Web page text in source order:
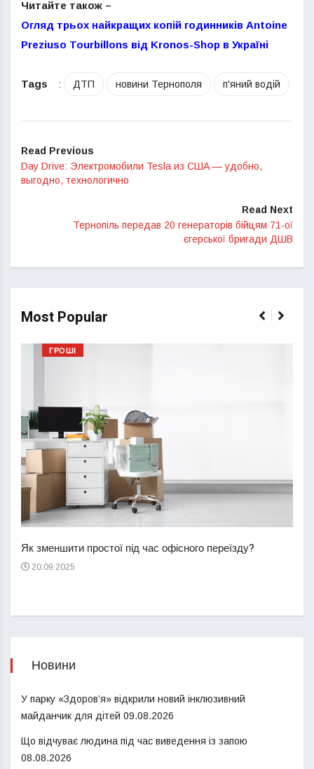
Читайте також –
Огляд трьох найкращих копій годинників Antoine
Preziuso Tourbillons від Kronos-Shop в Україні
Tags : ДТП новини Тернополя п'яний водій
Read Previous
Day Drive: Электромобили Tesla из США — удобно,
выгодно, технологично
Read Next
Тернопіль передав 20 генераторів бійцям 71-ої
єгерської бригади ДШВ
Most Popular
ГРОШІ
Як зменшити простої під час офісного переїзду?
20.09.2025
Новини
У парку «Здоров’я» відкрили новий інклюзивний
майданчик для дітей 09.08.2026
Що відчуває людина під час виведення із запою
08.08.2026